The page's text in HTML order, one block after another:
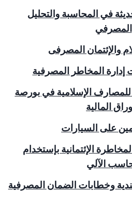
في المحاسبة والتحليل
المصرفي
والإئتمان المصرفى
المخاطر المصرفية
للمصارف الإسلامية في بورصة
المالية
على السيارات
الإئتمانية بإستخدام
الآلي
وخطابات الضمان المصرفية